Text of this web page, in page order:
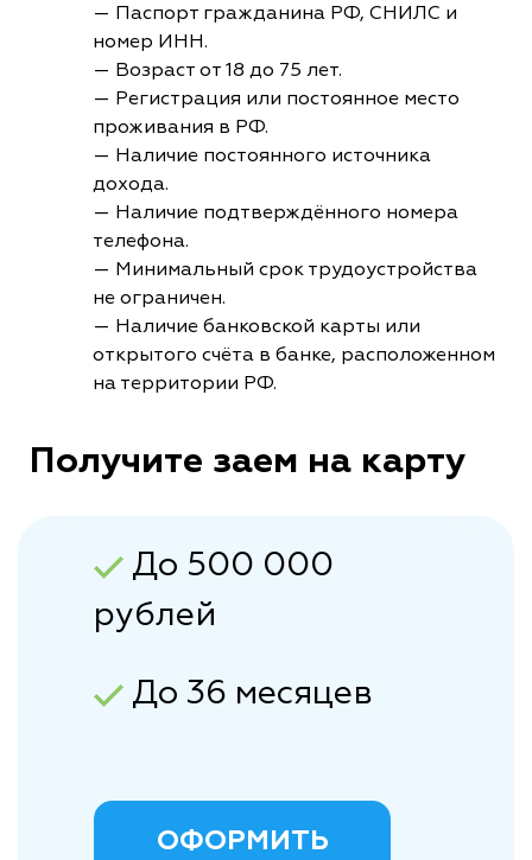
— Паспорт гражданина РФ, СНИЛС и
номер ИНН.
— Возраст от 18 до 75 лет.
— Регистрация или постоянное место
проживания в РФ.
— Наличие постоянного источника
дохода.
— Наличие подтверждённого номера
телефона.
— Минимальный срок трудоустройства
не ограничен.
— Наличие банковской карты или
открытого счёта в банке, расположенном
на территории РФ.
Получите заем на карту
До 500 000
рублей
До 36 месяцев
ОФОРМИТЬ